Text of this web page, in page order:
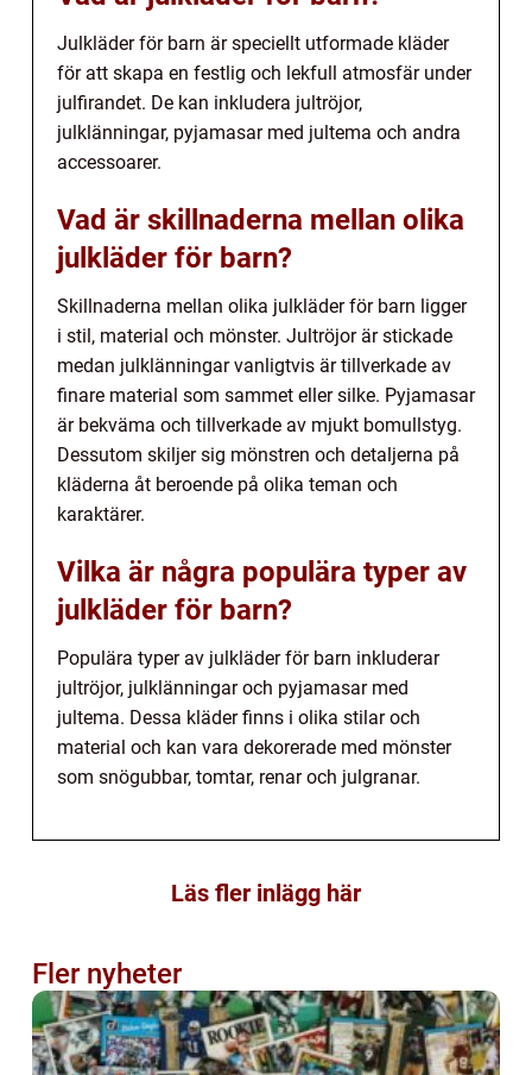
Julkläder för barn är speciellt utformade kläder
för att skapa en festlig och lekfull atmosfär under
julfirandet. De kan inkludera jultröjor,
julklänningar, pyjamasar med jultema och andra
accessoarer.
Vad är skillnaderna mellan olika
julkläder för barn?
Skillnaderna mellan olika julkläder för barn ligger
i stil, material och mönster. Jultröjor är stickade
medan julklänningar vanligtvis är tillverkade av
finare material som sammet eller silke. Pyjamasar
är bekväma och tillverkade av mjukt bomullstyg.
Dessutom skiljer sig mönstren och detaljerna på
kläderna åt beroende på olika teman och
karaktärer.
Vilka är några populära typer av
julkläder för barn?
Populära typer av julkläder för barn inkluderar
jultröjor, julklänningar och pyjamasar med
jultema. Dessa kläder finns i olika stilar och
material och kan vara dekorerade med mönster
som snögubbar, tomtar, renar och julgranar.
Läs fler inlägg här
Fler nyheter